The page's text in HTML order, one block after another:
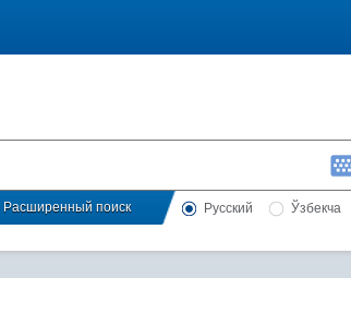
Расширенный поиск Русский Ўзбекча